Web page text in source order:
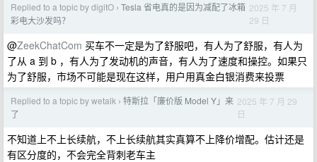
Replied to a topic by digitO › Tesla 省电真的是因为减配了冰箱
彩电大沙发吗？
2025 年 7 月
29 日
@ZeekChatCom 买车不一定是为了舒服吧，有人为了舒服，有人为
了从 a 到 b ，有人为了发动机的声音，有人为了速度和操控。如果只
为了舒服，市场不可能是现在这样，用户用真金白银消费来投票
Replied to a topic by wetalk › 特斯拉「廉价版 Model Y」来
了
2025 年 7 月 29
日
不知道上不上长续航，不上长续航其实真算不上降价增配。估计还是
有区分度的，不会完全背刺老车主